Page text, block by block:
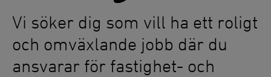
Vi söker dig som vill ha ett roligt
och omväxlande jobb där du
ansvarar för fastighet- och